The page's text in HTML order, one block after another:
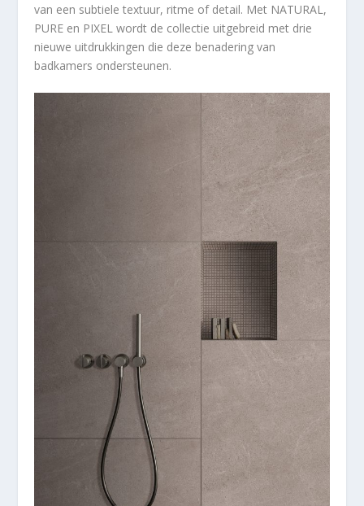
van een subtiele textuur, ritme of detail. Met NATURAL,
PURE en PIXEL wordt de collectie uitgebreid met drie
nieuwe uitdrukkingen die deze benadering van
badkamers ondersteunen.